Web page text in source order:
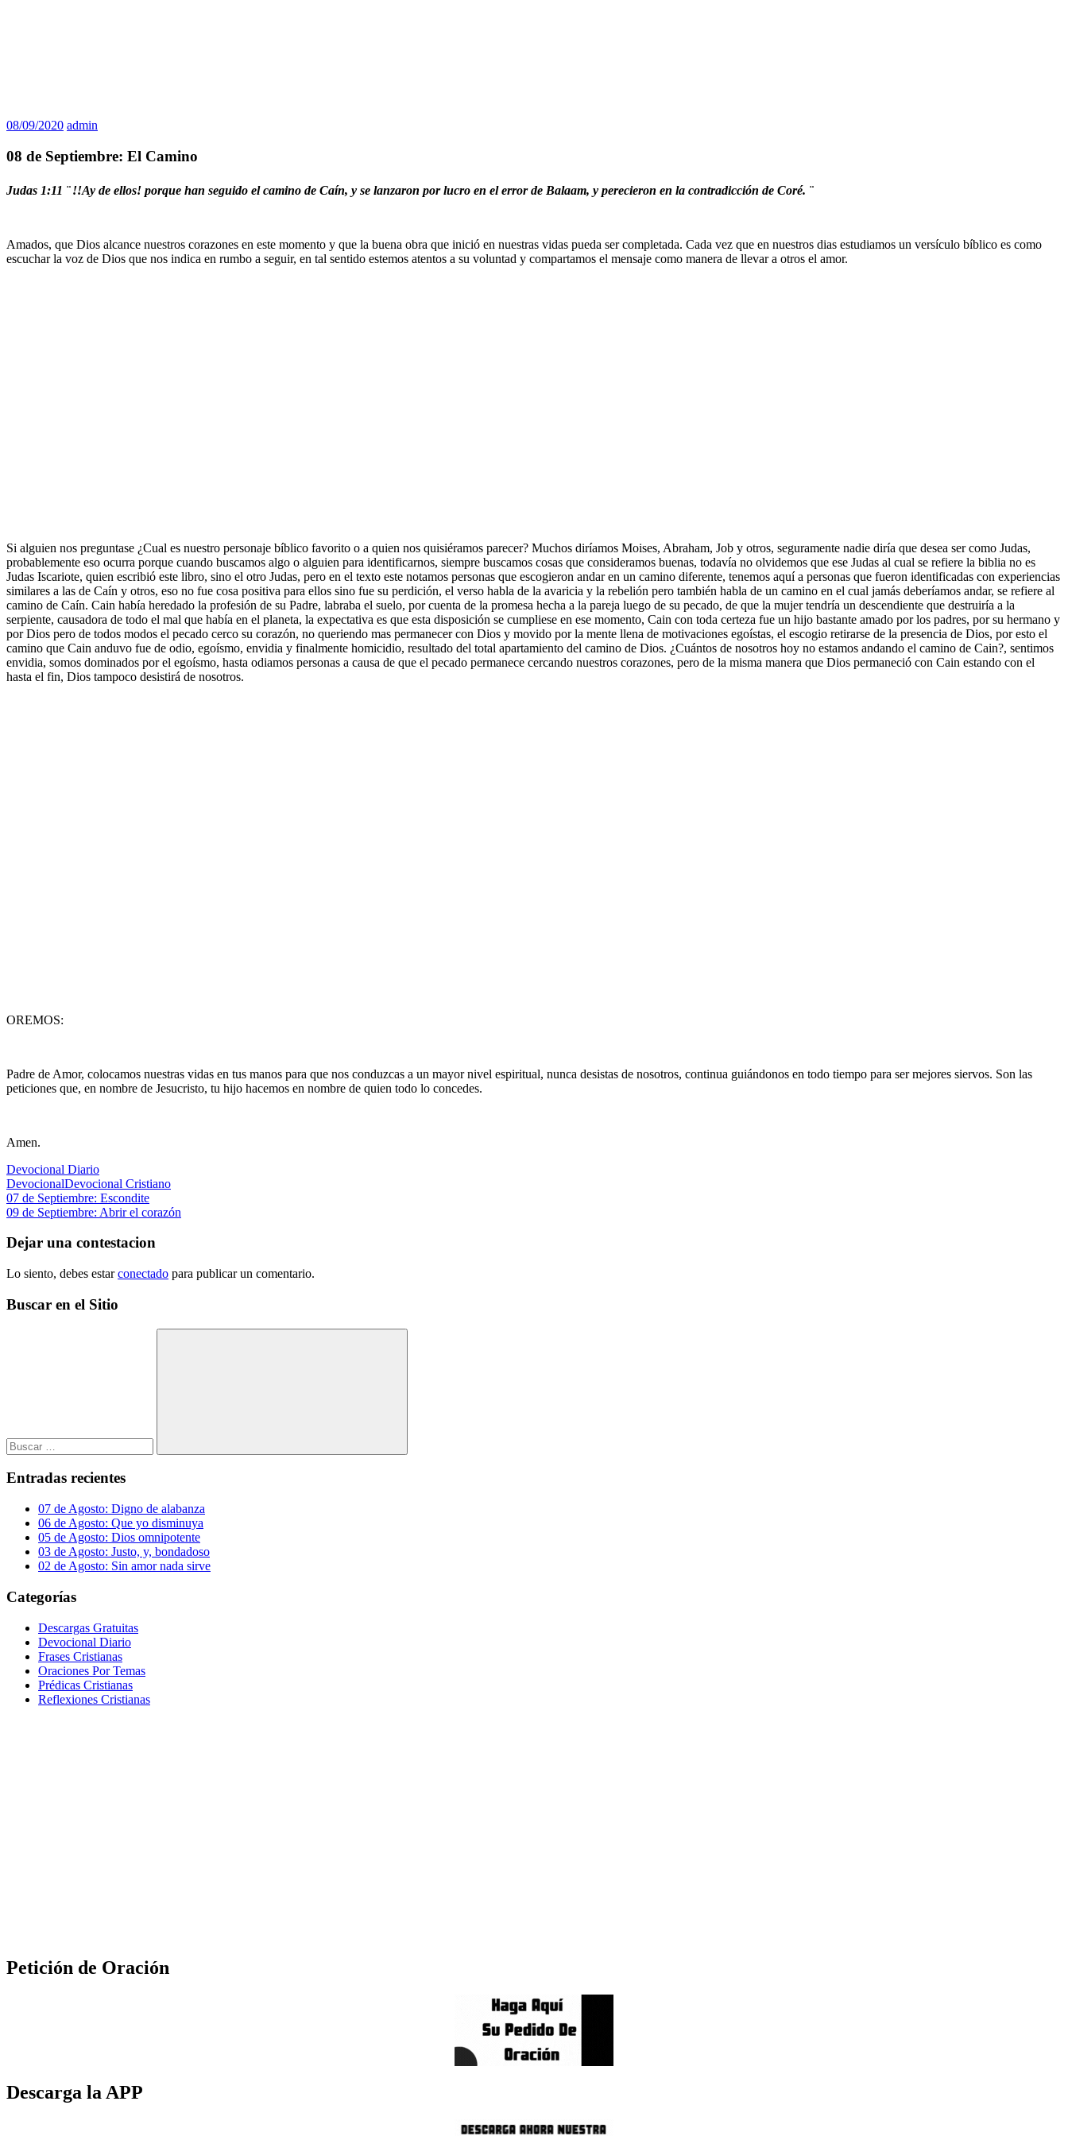
08/09/2020 admin
08 de Septiembre: El Camino
Judas 1:11 ¨ !!Ay de ellos! porque han seguido el camino de Caín, y se lanzaron por lucro en el error de Balaam, y perecieron en la contradicción de Coré. ¨
Amados, que Dios alcance nuestros corazones en este momento y que la buena obra que inició en nuestras vidas pueda ser completada. Cada vez que en nuestros dias estudiamos un versículo bíblico es como
escuchar la voz de Dios que nos indica en rumbo a seguir, en tal sentido estemos atentos a su voluntad y compartamos el mensaje como manera de llevar a otros el amor.
Si alguien nos preguntase ¿Cual es nuestro personaje bíblico favorito o a quien nos quisiéramos parecer? Muchos diríamos Moises, Abraham, Job y otros, seguramente nadie diría que desea ser como Judas,
probablemente eso ocurra porque cuando buscamos algo o alguien para identificarnos, siempre buscamos cosas que consideramos buenas, todavía no olvidemos que ese Judas al cual se refiere la biblia no es
Judas Iscariote, quien escribió este libro, sino el otro Judas, pero en el texto este notamos personas que escogieron andar en un camino diferente, tenemos aquí a personas que fueron identificadas con experiencias
similares a las de Caín y otros, eso no fue cosa positiva para ellos sino fue su perdición, el verso habla de la avaricia y la rebelión pero también habla de un camino en el cual jamás deberíamos andar, se refiere al
camino de Caín. Cain había heredado la profesión de su Padre, labraba el suelo, por cuenta de la promesa hecha a la pareja luego de su pecado, de que la mujer tendría un descendiente que destruiría a la
serpiente, causadora de todo el mal que había en el planeta, la expectativa es que esta disposición se cumpliese en ese momento, Cain con toda certeza fue un hijo bastante amado por los padres, por su hermano y
por Dios pero de todos modos el pecado cerco su corazón, no queriendo mas permanecer con Dios y movido por la mente llena de motivaciones egoístas, el escogio retirarse de la presencia de Dios, por esto el
camino que Cain anduvo fue de odio, egoísmo, envidia y finalmente homicidio, resultado del total apartamiento del camino de Dios. ¿Cuántos de nosotros hoy no estamos andando el camino de Cain?, sentimos
envidia, somos dominados por el egoísmo, hasta odiamos personas a causa de que el pecado permanece cercando nuestros corazones, pero de la misma manera que Dios permaneció con Cain estando con el
hasta el fin, Dios tampoco desistirá de nosotros.
OREMOS:
Padre de Amor, colocamos nuestras vidas en tus manos para que nos conduzcas a un mayor nivel espiritual, nunca desistas de nosotros, continua guiándonos en todo tiempo para ser mejores siervos. Son las
peticiones que, en nombre de Jesucristo, tu hijo hacemos en nombre de quien todo lo concedes.
Amen.
Devocional Diario
DevocionalDevocional Cristiano
Navegación
de
entradas
Entrada
anterior:
07 de Septiembre: Escondite
Siguiente
09 de Septiembre: Abrir el corazón
Dejar una contestacion
Lo siento, debes estarconectado para publicar un comentario.
Buscar en el Sitio
Buscar
Entradas recientes
07 de Agosto: Digno de alabanza
06 de Agosto: Que yo disminuya
05 de Agosto: Dios omnipotente
03 de Agosto: Justo, y, bondadoso
02 de Agosto: Sin amor nada sirve
Categorías
Descargas Gratuitas
Devocional Diario
Frases Cristianas
Oraciones Por Temas
Prédicas Cristianas
Reflexiones Cristianas
Petición de Oración
Descarga la APP